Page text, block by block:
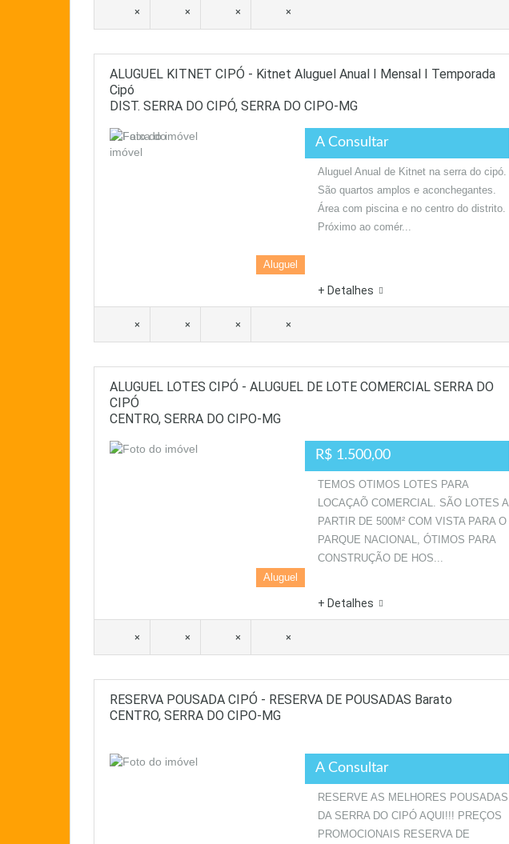
× × × ×
ALUGUEL KITNET CIPÓ - Kitnet Aluguel Anual I Mensal I Temporada
Cipó
DIST. SERRA DO CIPÓ, SERRA DO CIPO-MG
Aluguel
A Consultar
Aluguel Anual de Kitnet na serra do cipó.
São quartos amplos e aconchegantes.
Área com piscina e no centro do distrito.
Próximo ao comér...
+ Detalhes
× × × ×
ALUGUEL LOTES CIPÓ - ALUGUEL DE LOTE COMERCIAL SERRA DO
CIPÓ
CENTRO, SERRA DO CIPO-MG
Aluguel
R$ 1.500,00
TEMOS OTIMOS LOTES PARA
LOCAÇAÕ COMERCIAL. SÃO LOTES A
PARTIR DE 500M² COM VISTA PARA O
PARQUE NACIONAL, ÓTIMOS PARA
CONSTRUÇÃO DE HOS...
+ Detalhes
× × × ×
RESERVA POUSADA CIPÓ - RESERVA DE POUSADAS Barato
CENTRO, SERRA DO CIPO-MG
A Consultar
RESERVE AS MELHORES POUSADAS
DA SERRA DO CIPÓ AQUI!!! PREÇOS
PROMOCIONAIS RESERVA DE